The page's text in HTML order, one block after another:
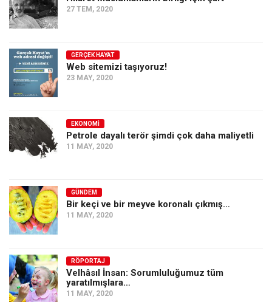
Ekonomi
Manzara
Sağlık
Gıda-Beslenme
Hayat
Türkiye
Siyaset
Avrupa
Asya
İslam Dünyası
Amerika
Avustralya
27 TEM, 2020
GERÇEK HAYAT
Web sitemizi taşıyoruz!
23 MAY, 2020
EKONOMI
Petrole dayalı terör şimdi çok daha maliyetli
11 MAY, 2020
GÜNDEM
Bir keçi ve bir meyve koronalı çıkmış…
11 MAY, 2020
RÖPORTAJ
Velhâsıl İnsan: Sorumluluğumuz tüm
yaratılmışlara…
11 MAY, 2020